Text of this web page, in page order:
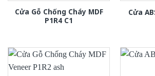
Cửa Gỗ Chống Cháy MDF
P1R4 C1
Cửa